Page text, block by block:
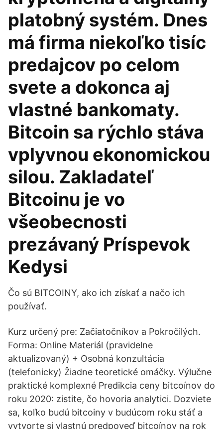
platobný systém. Dnes
má firma niekoľko tisíc
predajcov po celom
svete a dokonca aj
vlastné bankomaty.
Bitcoin sa rýchlo stáva
vplyvnou ekonomickou
silou. Zakladateľ
Bitcoinu je vo
všeobecnosti
prezávaný Príspevok
Kedysi
Čo sú BITCOINY, ako ich získať a načo ich
používať.
Kurz určený pre: Začiatočníkov a Pokročilých.
Forma: Online Materiál (pravidelne
aktualizovaný) + Osobná konzultácia
(telefonicky) Žiadne teoretické omáčky. Výlučne
praktické komplexné Predikcia ceny bitcoínov do
roku 2020: zistite, čo hovoria analytici. Dozviete
sa, koľko budú bitcoiny v budúcom roku stáť a
vytvorte si vlastnú predpoveď bitcoínov na rok